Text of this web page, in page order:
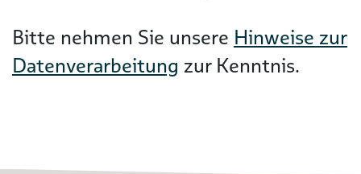
Bitte nehmen Sie unsere Hinweise zur
Datenverarbeitung zur Kenntnis.